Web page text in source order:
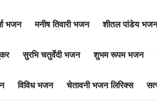
भजन मनीष तिवारी भजन शीतल पांडेय भजन
सुरभि चतुर्वेदी भजन शुभम रूपम भजन
विविध भजन चेतावनी भजन लिरिक्स